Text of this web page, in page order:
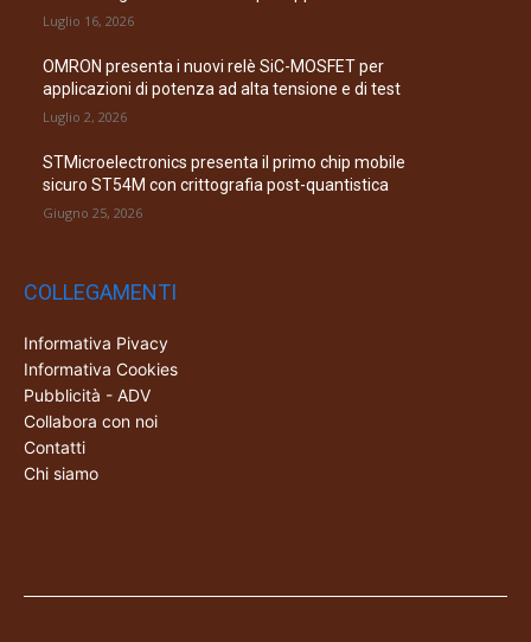
Luglio 16, 2026
OMRON presenta i nuovi relè SiC-MOSFET per
applicazioni di potenza ad alta tensione e di test
Luglio 2, 2026
STMicroelectronics presenta il primo chip mobile
sicuro ST54M con crittografia post-quantistica
Giugno 25, 2026
COLLEGAMENTI
Informativa Pivacy
Informativa Cookies
Pubblicità - ADV
Collabora con noi
Contatti
Chi siamo